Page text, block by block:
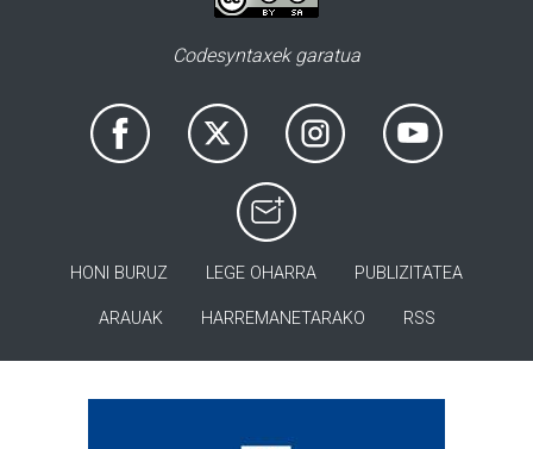
Codesyntaxek garatua
HONI BURUZ LEGE OHARRA PUBLIZITATEA
ARAUAK HARREMANETARAKO RSS